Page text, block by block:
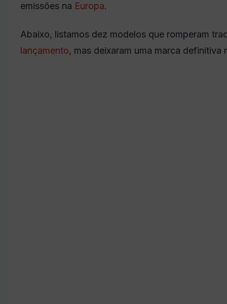
emissões na Europa.
Abaixo, listamos dez modelos que romperam
lançamento, mas deixaram uma marca